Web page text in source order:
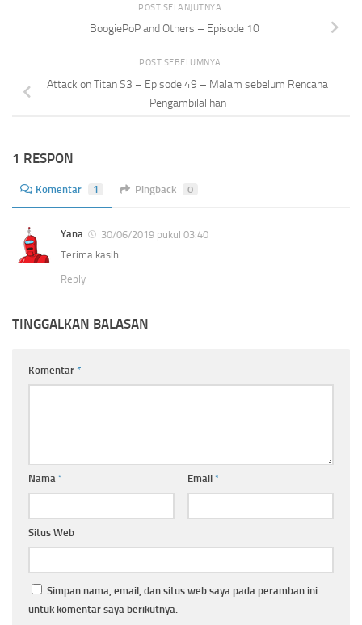
POST SELANJUTNYA
BoogiePoP and Others – Episode 10
POST SEBELUMNYA
Attack on Titan S3 – Episode 49 – Malam sebelum Rencana
Pengambilalihan
1 RESPON
Komentar 1 Pingback 0
Yana
30/06/2019 pukul 03:40
Terima kasih.
Reply
TINGGALKAN BALASAN
Komentar *
Nama * Email *
Situs Web
Simpan nama, email, dan situs web saya pada peramban ini
untuk komentar saya berikutnya.